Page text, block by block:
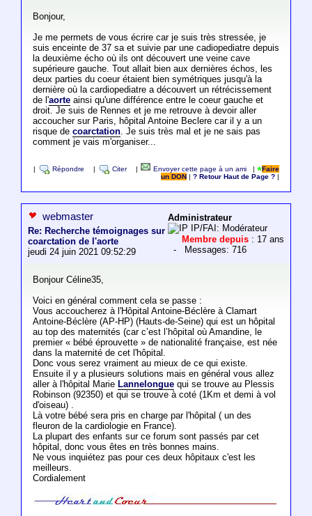
Bonjour,
Je me permets de vous écrire car je suis très stressée, je
suis enceinte de 37 sa et suivie par une cadiopediatre depuis
la deuxième écho où ils ont découvert une veine cave
supérieure gauche. Tout allait bien aux dernières échos, les
deux parties du coeur étaient bien symétriques jusqu'à la
dernière où la cardiopediatre a découvert un rétrécissement
de l'aorteainsi qu'une différence entre le coeur gauche et
droit. Je suis de Rennes et je me retrouve à devoir aller
accoucher sur Paris, hôpital Antoine Beclere car il y a un
risque de coarctation. Je suis très mal et je ne sais pas
comment je vais m'organiser...
Répondre Citer Envoyer cette page à un ami |
Faire
un DON
|? Retour Haut de Page ?
webmaster
Re: Recherche témoignages sur
coarctation de l'aorte
jeudi 24 juin 2021 09:52:29
Administrateur
IP/FAI: Modérateur
Membre depuis : 17 ans
- Messages: 716
Bonjour Céline35,
Voici en général comment cela se passe :
Vous accoucherez à l'Hôpital Antoine-Béclère à Clamart
Antoine-Béclère (AP-HP) (Hauts-de-Seine) qui est un hôpital
au top des maternités (car c’est l’hôpital où Amandine, le
premier « bébé éprouvette » de nationalité française, est née
dans la maternité de cet l'hôpital.
Donc vous serez vraiment au mieux de ce qui existe.
Ensuite il y a plusieurs solutions mais en général vous allez
aller à l'hôpital Marie Lannelonguequi se trouve au Plessis
Robinson (92350) et qui se trouve à coté (1Km et demi à vol
d'oiseau) .
Là votre bébé sera pris en charge par l'hôpital ( un des
fleuron de la cardiologie en France).
La plupart des enfants sur ce forum sont passés par cet
hôpital, donc vous êtes en très bonnes mains.
Ne vous inquiétez pas pour ces deux hôpitaux c'est les
meilleurs.
Cordialement